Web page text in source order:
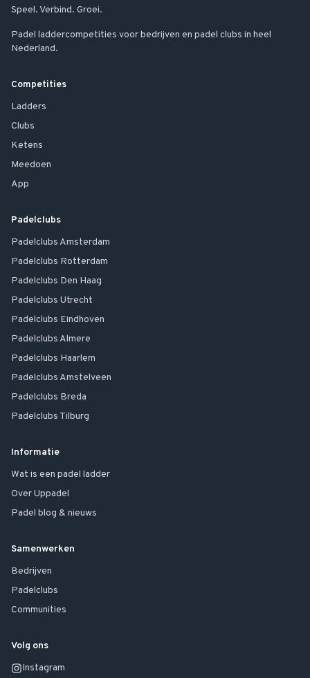
Speel. Verbind. Groei.
Padel laddercompetities voor bedrijven en padel clubs in heel
Nederland.
Competities
Ladders
Clubs
Ketens
Meedoen
App
Padelclubs
Padelclubs Amsterdam
Padelclubs Rotterdam
Padelclubs Den Haag
Padelclubs Utrecht
Padelclubs Eindhoven
Padelclubs Almere
Padelclubs Haarlem
Padelclubs Amstelveen
Padelclubs Breda
Padelclubs Tilburg
Informatie
Wat is een padel ladder
Over Uppadel
Padel blog & nieuws
Samenwerken
Bedrijven
Padelclubs
Communities
Volg ons
Instagram